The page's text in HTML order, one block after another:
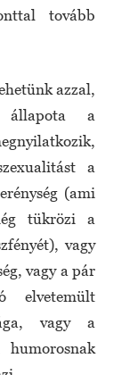
tovább
azzal,
állapota a
a
(ami
tükrözi a
vagy
vagy a pár
elvetemült
vagy a